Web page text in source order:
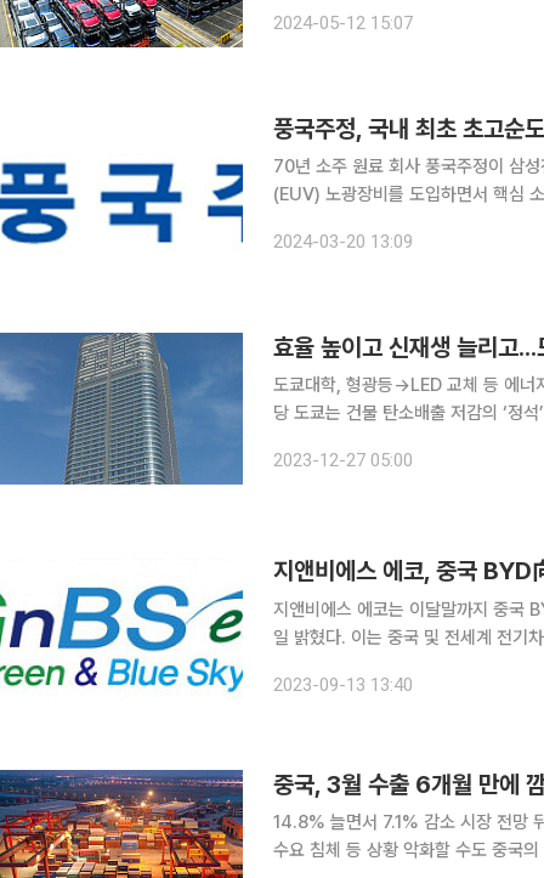
에 대한 관세를 기존 25%에서
2024-05-12 15:07
70년 소주 원료 회사 풍국주정이 삼
(EUV) 노광장비를 도입하면서 핵심
2024-03-20 13:09
도쿄대학, 형광등→LED 교체 등 에너
당 도쿄는 건물 탄소배출 저감의 ‘정석’을 밟고 있다. 설비투자로 에너지효율을 높이고, 신재생에너
학은 주요 공기조화 설비를 에너지 절
2023-12-27 05:00
지앤비에스 에코는 이달말까지 중국
일 밝혔다. 이는 중국 및 전세계 전기차 판매 1위 업체 BYD와 체결한 50만 달러 규모 친환경 전력
코는 작년 12월 BYD와 처음 전력반
2023-09-13 13:40
중국, 3월 수출 6개월 만에
14.8% 늘면서 7.1% 감소 시장 전망
수요 침체 등 상황 악화할 수도 중국의 3월